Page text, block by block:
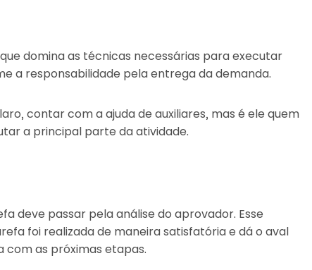
domina as técnicas necessárias para executar
a responsabilidade pela entrega da demanda.
contar com a ajuda de auxiliares, mas é ele quem
a principal parte da atividade.
deve passar pela análise do aprovador. Esse
foi realizada de maneira satisfatória e dá o aval
com as próximas etapas.